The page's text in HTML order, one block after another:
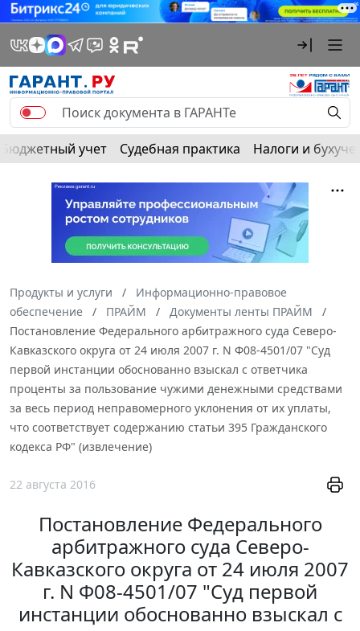
Бюджетный учет Судебная практика Налоги и
Продукты и услуги
Информационно-правовое
обеспечение
ПРАЙМ
Документы ленты ПРАЙМ
Постановление Федерального арбитражного суда Северо-
Кавказского округа от 24 июля 2007 г. N Ф08-4501/07 "Суд
первой инстанции обоснованно взыскал с ответчика
проценты за пользование чужими денежными средствами
за весь период неправомерного уклонения от их уплаты,
что соответствует содержанию статьи 395 Гражданского
кодекса РФ" (извлечение)
22 августа 2016
Постановление Федерального
арбитражного суда Северо-
Кавказского округа от 24 июля 2007
г. N Ф08-4501/07 "Суд первой
инстанции обоснованно взыскал с